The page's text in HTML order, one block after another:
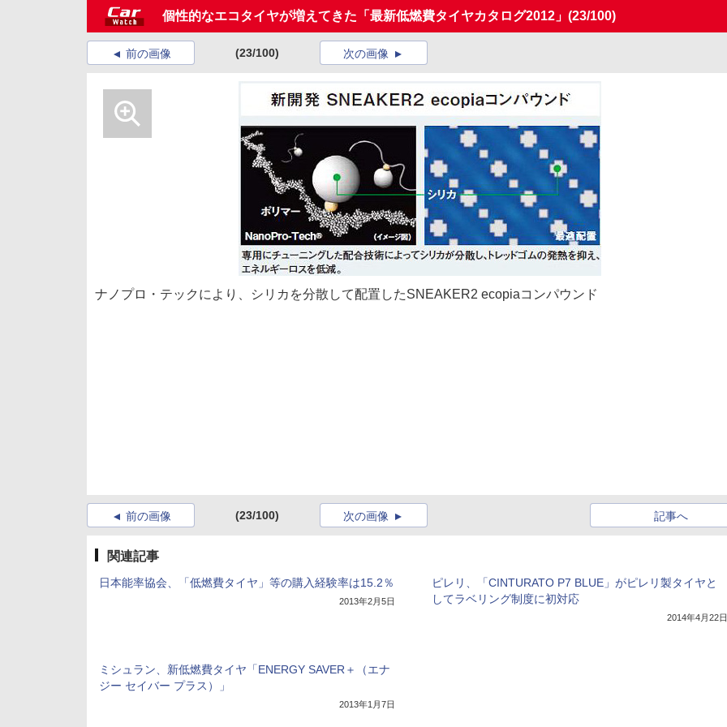
個性的なエコタイヤが増えてきた「最新低燃費タイヤカタログ2012」 (23/100)
前の画像 (23/100) 次の画像
ナノプロ・テックにより、シリカを分散して配置したSNEAKER2 ecopiaコンパウンド
前の画像 (23/100) 記事へ
次の画像
関連記事
日本能率協会、「低燃費タイヤ」等の購入経験率は15.2％
2013年2月5日
ピレリ、「CINTURATO P7 BLUE」がピレリ製タイヤと
してラベリング制度に初対応
2014年4月22日
ミシュラン、新低燃費タイヤ「ENERGY SAVER＋（エナ
ジー セイバー プラス）」
2013年1月7日